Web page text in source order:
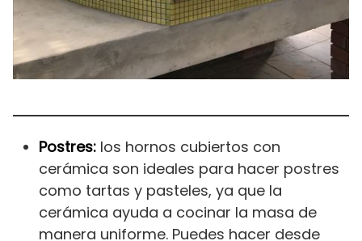
Postres: los hornos cubiertos con
cerámica son ideales para hacer postres
como tartas y pasteles, ya que la
cerámica ayuda a cocinar la masa de
manera uniforme. Puedes hacer desde